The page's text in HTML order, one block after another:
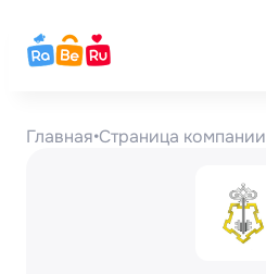
Главная•Страница компании